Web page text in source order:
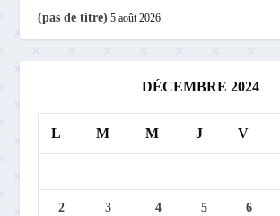
(pas de titre) 5 août 2026
DÉCEMBRE 2024
L M M J V
2 3 4 5 6